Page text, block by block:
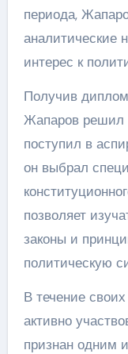
периода,
аналитические
интерес к
Получив
Жапаров решил
поступил в
он выбрал
позволяет
законы и
политическую
В течение
активно
признан одним